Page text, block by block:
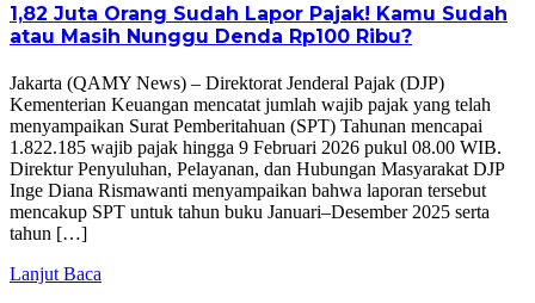
1,82 Juta Orang Sudah Lapor Pajak! Kamu Sudah
atau Masih Nunggu Denda Rp100 Ribu?
Jakarta (QAMY News) – Direktorat Jenderal Pajak (DJP)
Kementerian Keuangan mencatat jumlah wajib pajak yang telah
menyampaikan Surat Pemberitahuan (SPT) Tahunan mencapai
1.822.185 wajib pajak hingga 9 Februari 2026 pukul 08.00 WIB.
Direktur Penyuluhan, Pelayanan, dan Hubungan Masyarakat DJP
Inge Diana Rismawanti menyampaikan bahwa laporan tersebut
mencakup SPT untuk tahun buku Januari–Desember 2025 serta
tahun […]
Lanjut Baca